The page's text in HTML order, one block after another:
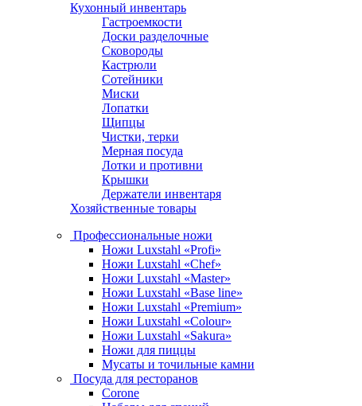
Кухонный инвентарь
Гастроемкости
Доски разделочные
Сковороды
Кастрюли
Сотейники
Миски
Лопатки
Щипцы
Чистки, терки
Мерная посуда
Лотки и противни
Крышки
Держатели инвентаря
Хозяйственные товары
Профессиональные ножи
Ножи Luxstahl «Profi»
Ножи Luxstahl «Chef»
Ножи Luxstahl «Master»
Ножи Luxstahl «Base line»
Ножи Luxstahl «Premium»
Ножи Luxstahl «Colour»
Ножи Luxstahl «Sakura»
Ножи для пиццы
Мусаты и точильные камни
Посуда для ресторанов
Corone